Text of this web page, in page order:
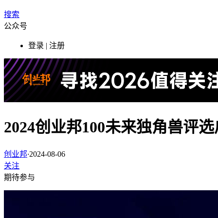
搜索
公众号
登录 | 注册
2024创业邦100未来独角兽评
创业邦·2024-08-06
关注
期待参与